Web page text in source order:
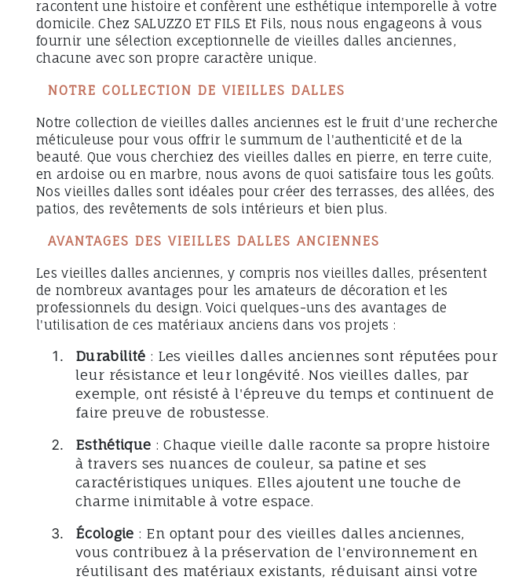
racontent une histoire et confèrent une esthétique intemporelle à votre
domicile. Chez SALUZZO ET FILS Et Fils, nous nous engageons à vous
fournir une sélection exceptionnelle de vieilles dalles anciennes,
chacune avec son propre caractère unique.
NOTRE COLLECTION DE VIEILLES DALLES
Notre collection de vieilles dalles anciennes est le fruit d'une recherche
méticuleuse pour vous offrir le summum de l'authenticité et de la
beauté. Que vous cherchiez des vieilles dalles en pierre, en terre cuite,
en ardoise ou en marbre, nous avons de quoi satisfaire tous les goûts.
Nos vieilles dalles sont idéales pour créer des terrasses, des allées, des
patios, des revêtements de sols intérieurs et bien plus.
AVANTAGES DES VIEILLES DALLES ANCIENNES
Les vieilles dalles anciennes, y compris nos vieilles dalles, présentent
de nombreux avantages pour les amateurs de décoration et les
professionnels du design. Voici quelques-uns des avantages de
l'utilisation de ces matériaux anciens dans vos projets :
Durabilité : Les vieilles dalles anciennes sont réputées pour
leur résistance et leur longévité. Nos vieilles dalles, par
exemple, ont résisté à l'épreuve du temps et continuent de
faire preuve de robustesse.
Esthétique : Chaque vieille dalle raconte sa propre histoire
à travers ses nuances de couleur, sa patine et ses
caractéristiques uniques. Elles ajoutent une touche de
charme inimitable à votre espace.
Écologie : En optant pour des vieilles dalles anciennes,
vous contribuez à la préservation de l'environnement en
réutilisant des matériaux existants, réduisant ainsi votre